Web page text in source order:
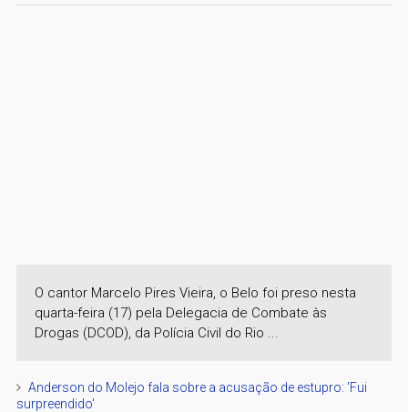
O cantor Marcelo Pires Vieira, o Belo foi preso nesta
quarta-feira (17) pela Delegacia de Combate às
Drogas (DCOD), da Polícia Civil do Rio ...
Anderson do Molejo fala sobre a acusação de estupro: 'Fui
surpreendido'